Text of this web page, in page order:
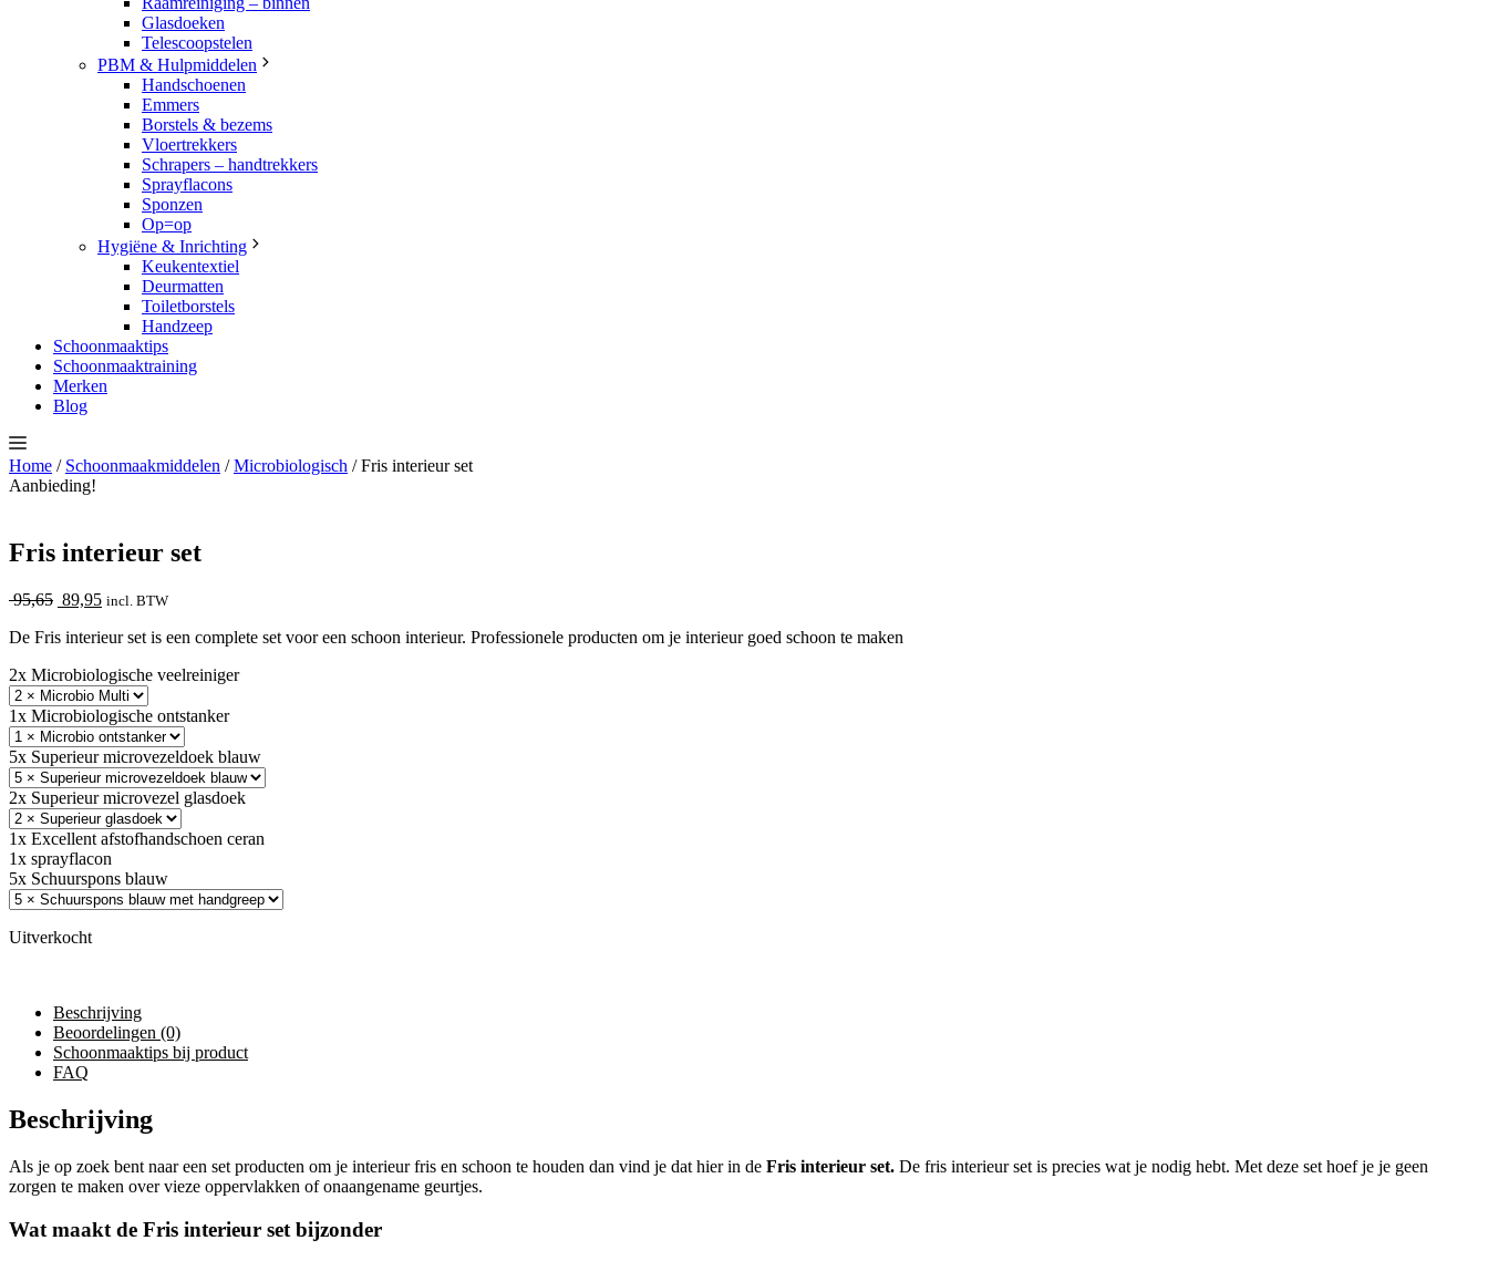
Glasdoeken
Telescoopstelen
PBM & Hulpmiddelen
Handschoenen
Emmers
Borstels & bezems
Vloertrekkers
Schrapers – handtrekkers
Sprayflacons
Sponzen
Op=op
Hygiëne & Inrichting
Keukentextiel
Deurmatten
Toiletborstels
Handzeep
Schoonmaaktips
Schoonmaaktraining
Merken
Blog
Home / Schoonmaakmiddelen /Microbiologisch / Fris interieur set
Aanbieding!
Fris interieur set
95,65 Oorspronkelijke
was:
89,95Huidige
is:
incl. BTW
De Fris interieur set is een complete set voor een schoon interieur. Professionele producten om je interieur goed schoon te maken
2x Microbiologische veelreiniger
1x Microbiologische ontstanker
5x Superieur microvezeldoek blauw
2x Superieur microvezel glasdoek
1x Excellent afstofhandschoen ceran
1x sprayflacon
5x Schuurspons blauw
Uitverkocht
Beschrijving
Beoordelingen (0)
Schoonmaaktips bij product
FAQ
Beschrijving
Als je op zoek bent naar een set producten om je interieur fris en schoon te houden dan vind je dat hier in de Fris interieur set. De fris interieur set is precies wat je nodig hebt. Met deze set hoef je je geen
zorgen te maken over vieze oppervlakken of onaangename geurtjes.
Wat maakt de Fris interieur set bijzonder